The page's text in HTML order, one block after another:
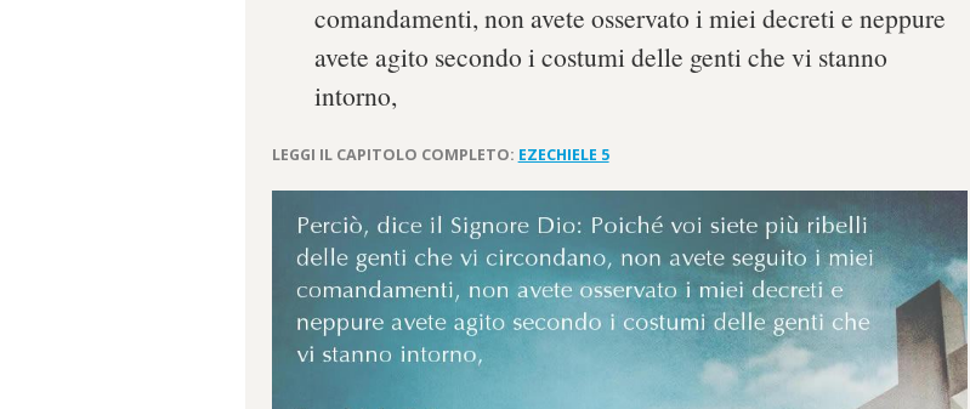
comandamenti, non avete osservato i miei decreti e neppure
avete agito secondo i costumi delle genti che vi stanno
intorno,
LEGGI IL CAPITOLO COMPLETO: EZECHIELE 5